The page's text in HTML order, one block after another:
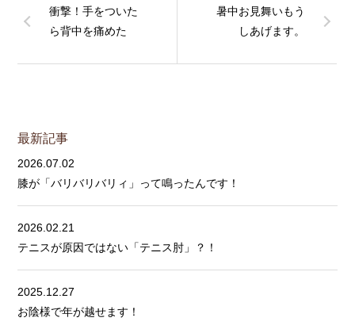
衝撃！手をついた
ら背中を痛めた
暑中お見舞いもう
しあげます。
最新記事
2026.07.02
膝が「バリバリバリィ」って鳴ったんです！
2026.02.21
テニスが原因ではない「テニス肘」？！
2025.12.27
お陰様で年が越せます！